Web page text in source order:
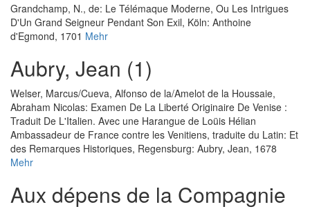
Grandchamp, N., de: Le Télémaque Moderne, Ou Les Intrigues
D'Un Grand Seigneur Pendant Son Exil, Köln: Anthoine
d'Egmond, 1701 Mehr
Aubry, Jean (1)
Welser, Marcus/Cueva, Alfonso de la/Amelot de la Houssaie,
Abraham Nicolas: Examen De La Liberté Originaire De Venise :
Traduit De L'Italien. Avec une Harangue de Loüis Hélian
Ambassadeur de France contre les Venitiens, traduite du Latin: Et
des Remarques Historiques, Regensburg: Aubry, Jean, 1678
Mehr
Aux dépens de la Compagnie